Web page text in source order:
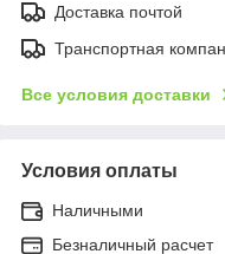
Доставка почтой
Транспортная
Все условия доставки
Условия оплаты
Наличными
Безналичный расчет